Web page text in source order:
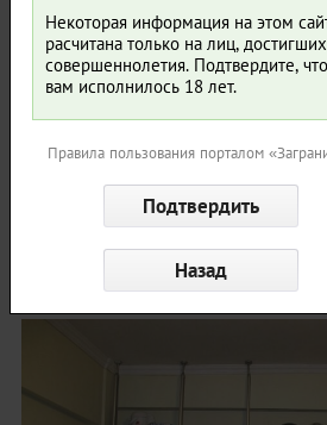
Некоторая информация на этом
расчитана только на лиц, достигших
совершеннолетия. Подтвердите, что
вам исполнилось 18 лет.
Правила пользования порталом